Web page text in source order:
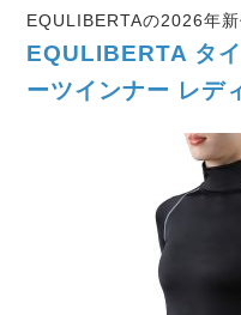
EQULIBERTAの2026年
EQULIBERTA タ
ーツインナー レデ